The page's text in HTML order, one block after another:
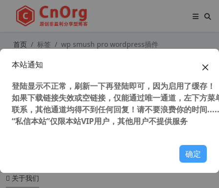
首页 标签 wp smush pro wordpress插件
关于我们
本站通知
登陆显示不正常，刷新一下再登陆即可，因为启用了缓存！
如果下载链接失效或空链接，仅能通过唯一通道，左下方菜
联系，其他通道均得不到任何回复！请不要浪费你的时间
“私信本站”仅限本站VIP用户，其他用户不提供服务
确定